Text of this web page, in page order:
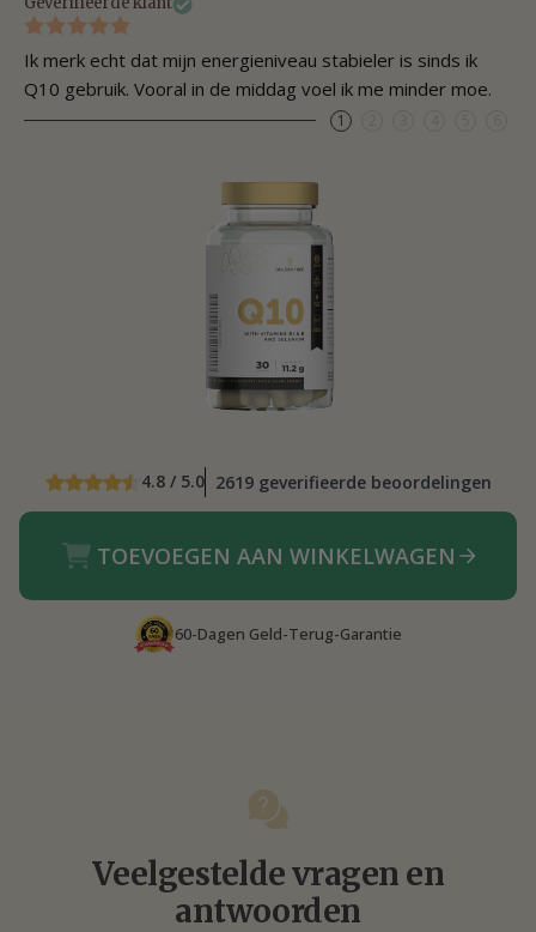
Ik merk echt dat mijn energieniveau stabieler is sinds ik
Q10 gebruik. Vooral in de middag voel ik me minder moe.
1
4.8 / 5.0 2619 geverifieerde beoordelingen
TOEVOEGEN AAN WINKELWAGEN
60-Dagen Geld-Terug-Garantie
Veelgestelde vragen en
antwoorden